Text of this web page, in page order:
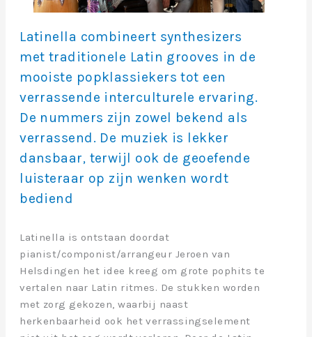
Latinella combineert synthesizers
met traditionele Latin grooves in de
mooiste popklassiekers tot een
verrassende interculturele ervaring.
De nummers zijn zowel bekend als
verrassend. De muziek is lekker
dansbaar, terwijl ook de geoefende
luisteraar op zijn wenken wordt
bediend
Latinella is ontstaan doordat
pianist/componist/arrangeur Jeroen van
Helsdingen het idee kreeg om grote pophits te
vertalen naar Latin ritmes. De stukken worden
met zorg gekozen, waarbij naast
herkenbaarheid ook het verrassingselement